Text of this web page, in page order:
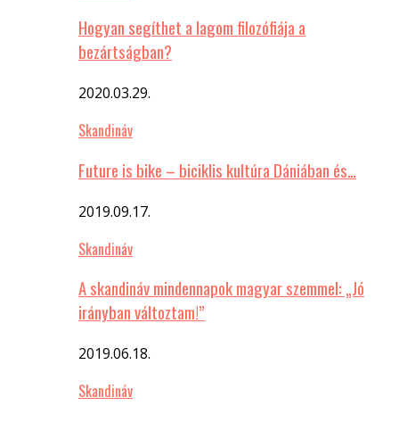
Hogyan segíthet a lagom filozófiája a
bezártságban?
2020.03.29.
Skandináv
Future is bike – biciklis kultúra Dániában és…
2019.09.17.
Skandináv
A skandináv mindennapok magyar szemmel: „Jó
irányban változtam!”
2019.06.18.
Skandináv